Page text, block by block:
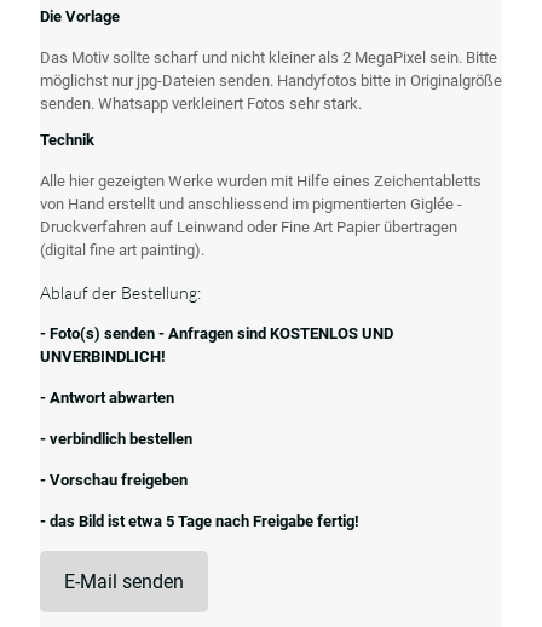
Die Vorlage
Das Motiv sollte scharf und nicht kleiner als 2 MegaPixel sein. Bitte
möglichst nur jpg-Dateien senden. Handyfotos bitte in Originalgröße
senden. Whatsapp verkleinert Fotos sehr stark.
Technik
Alle hier gezeigten Werke wurden mit Hilfe eines Zeichentabletts
von Hand erstellt und anschliessend im pigmentierten Giglée -
Druckverfahren auf Leinwand oder Fine Art Papier übertragen
(digital fine art painting).
Ablauf der Bestellung:
- Foto(s) senden - Anfragen sind KOSTENLOS UND
UNVERBINDLICH!
- Antwort abwarten
- verbindlich bestellen
- Vorschau freigeben
- das Bild ist etwa 5 Tage nach Freigabe fertig!
E-Mail senden